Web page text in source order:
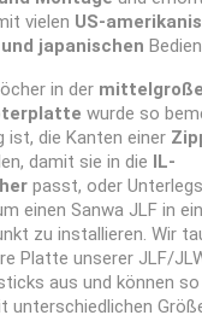
vielen US-
japanischen
in der
wurde so
ist, die Kanten einer
damit sie in die IL-
passt, oder
einen Sanwa JLF in
zu installieren. Wir
Platte unserer JLF/
aus und können
unterschiedlichen